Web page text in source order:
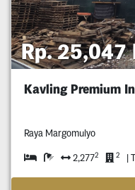
Rp. 25,047
Kavling Premium
Raya Margomulyo
2,2772 2 |